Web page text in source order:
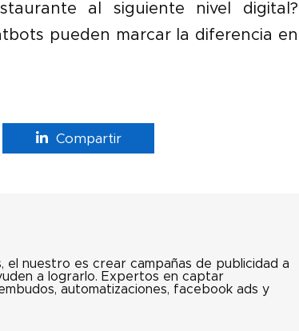
al siguiente nivel digital?
pueden marcar la diferencia en
Compartir
el nuestro es crear campañas de publicidad a
a lograrlo. Expertos en captar
automatizaciones, facebook ads y